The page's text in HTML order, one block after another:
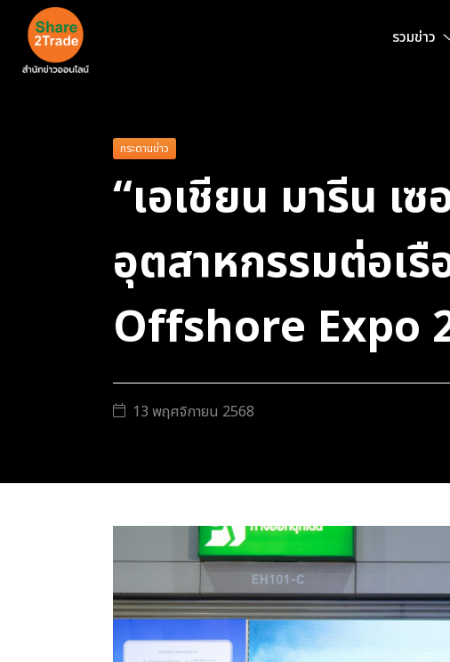
รวมข่าว
กระดานข่าว
“เอเชียน มารีน เ
อุตสาหกรรมต่อเ
Offshore Expo
13 พฤศจิกายน 2568